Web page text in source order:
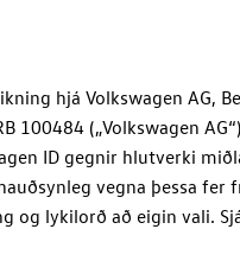
hjá Volkswagen AG,
100484 („Volkswagen AG“
ID gegnir hlutverki
vegna þessa
og lykilorð að eigin vali.